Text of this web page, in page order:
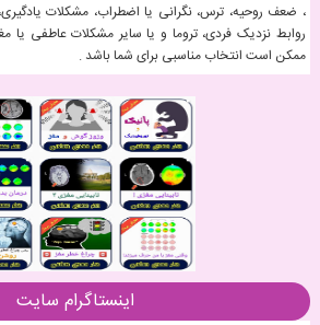
، ضعف روحیه، ترس، نگرانی یا اضطراب، مشکلات
روابط نزدیک فردی، تروما و یا سایر مشکلات عاطفی یا
ممکن است انتخاب مناسبی برای شما باشد .
اینستاگرام سایت